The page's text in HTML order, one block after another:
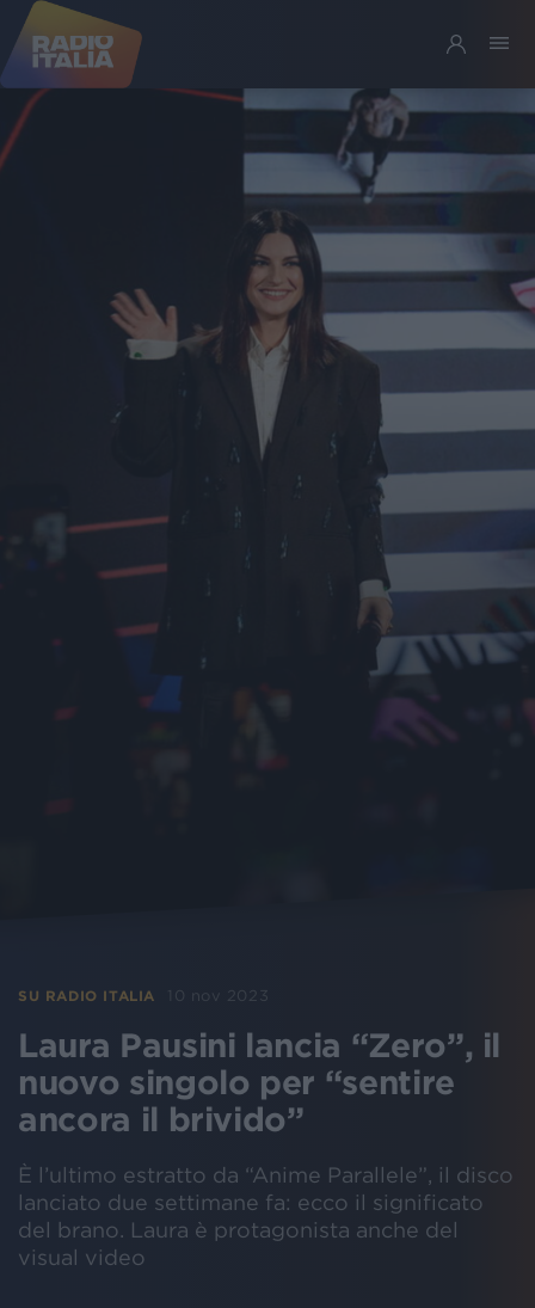
SU RADIO ITALIA 10 nov 2023
Laura Pausini lancia “Zero”, il
nuovo singolo per “sentire
ancora il brivido”
È l’ultimo estratto da “Anime Parallele”, il disco
lanciato due settimane fa: ecco il significato
del brano. Laura è protagonista anche del
visual video